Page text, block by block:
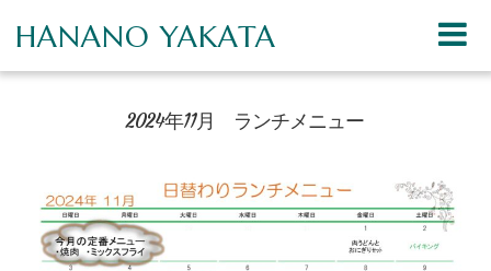
HANANO YAKATA
2024年11月 ランチメニュー